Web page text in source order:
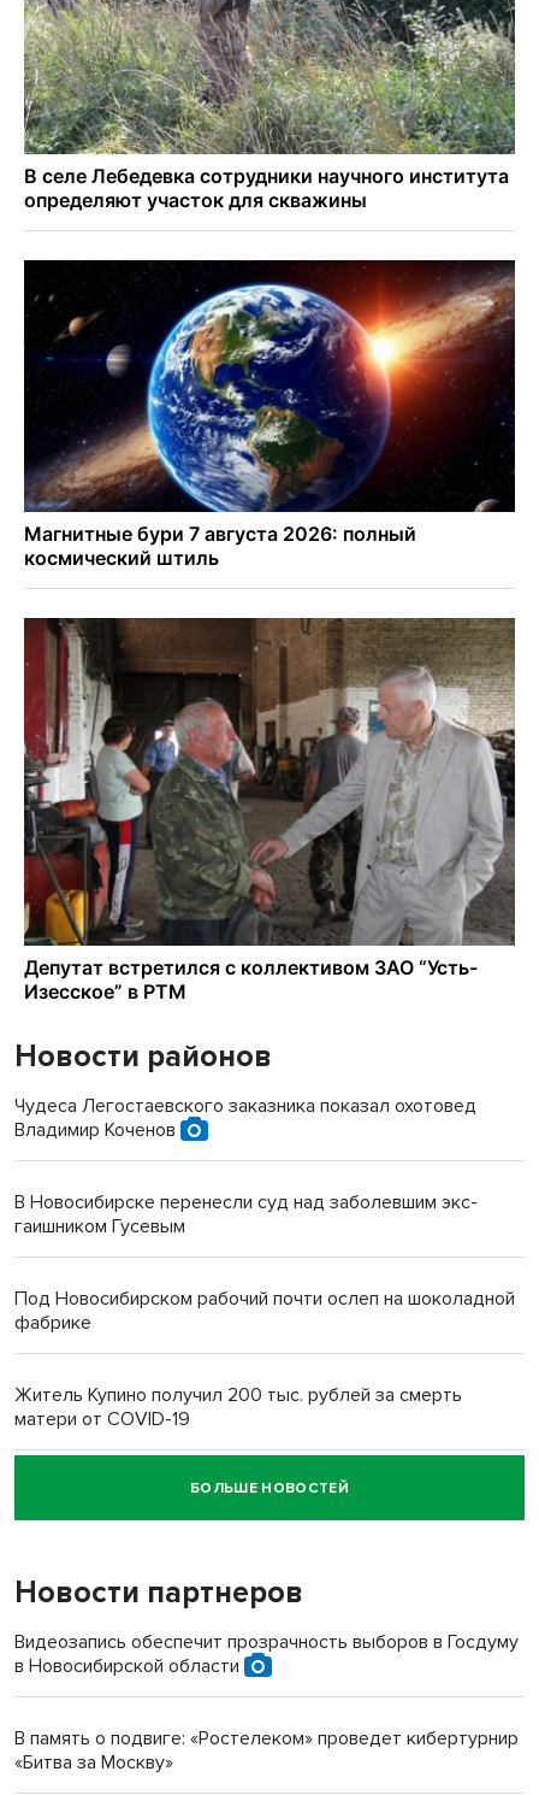
Новости районов
Чудеса Легостаевского заказника показал охотовед
Владимир Коченов
В Новосибирске перенесли суд над заболевшим экс-
гаишником Гусевым
Под Новосибирском рабочий почти ослеп на шоколадной
фабрике
Житель Купино получил 200 тыс. рублей за смерть
матери от COVID-19
Новосибирский суд наказал водителя за смерть
пенсионерки на вокзале
«Мы живём на пастбище!»: в новосибирском селе лошади
терроризируют жителей
Инвалид получил условный срок за избиение врачей
БОЛЬШЕ НОВОСТЕЙ
Новости партнеров
Видеозапись обеспечит прозрачность выборов в Госдуму
в Новосибирской области
В память о подвиге: «Ростелеком» проведет кибертурнир
«Битва за Москву»